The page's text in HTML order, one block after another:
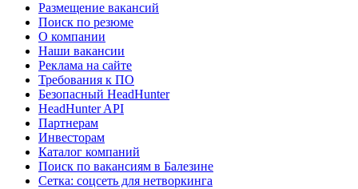
Размещение вакансий
Поиск по резюме
О компании
Наши вакансии
Реклама на сайте
Требования к ПО
Безопасный HeadHunter
HeadHunter API
Партнерам
Инвесторам
Каталог компаний
Поиск по вакансиям в Балезине
Сетка: соцсеть для нетворкинга